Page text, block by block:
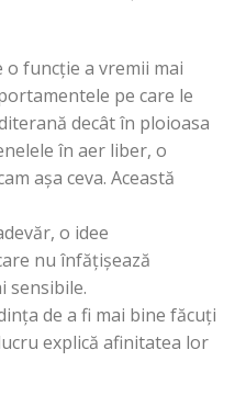
o funcție a vremii mai
pe care le
decât în ploioasa
în aer liber, o
așa ceva. Această
o idee
nu înfățișează
sensibile.
de a fi mai bine făcuți
explică afinitatea lor